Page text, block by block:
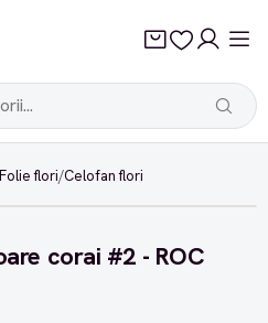
Folie flori/Celofan flori
corai #2 - ROC